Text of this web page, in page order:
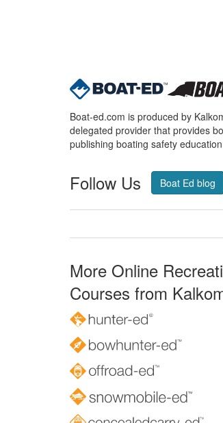
Boat-ed.com is produced by
delegated provider that provides
publishing boating safety
Follow Us Boat Ed blog
More Online
Courses from